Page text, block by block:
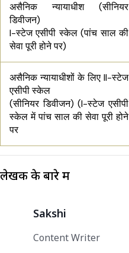
असैनिक न्यायाधीश (सीनियर
डिवीजन)
I-स्टेजएसीपी स्केल (पांच साल की
सेवा पूरी होने पर)
असैनिक न्यायाधीशों के लिए II-स्टेज
एसीपी स्केल
(सीनियर डिवीजन) (I-स्टेजएसीपी
स्केल में पांच साल की सेवा पूरी होने
पर
लेखक के बारे में
Sakshi
Content Writer